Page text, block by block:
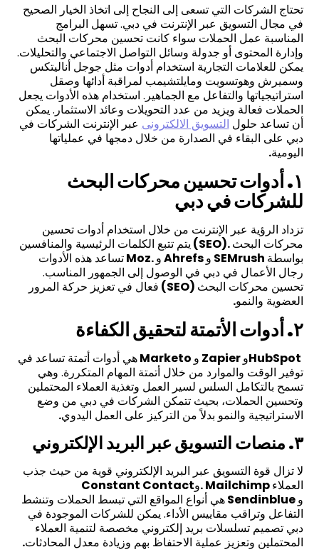
تحتاج الشركات التي تسعى إلى النجاح إلى اتخاذ الخيار الصحيح
في مجال التسويق عبر الإنترنت في دبي. تسهل البرامج
المناسبة عمل الحملات سواء كانت تحسين محركات البحث
وإدارة المحتوى أو جدولة وسائل التواصل الاجتماعي والتحليلات.
يمكن للعلامات التجارية استخدام أدوات مثل جوجل أناليتكس
وسميرش وهوتسويت ومايلتشيمب لمراقبة أدائها وصقل
استراتيجياتها والتفاعل مع الجماهير. استخدام هذه الأدوات يجعل
الحملات فعالة ويزيد من عدد التحويلات وعائد الاستثمار. يمكن
أن تساعد حلول التسويق الالكترونى عبر الإنترنت الشركات في
دبي على البقاء في الصدارة من خلال دمجها في عملياتها
اليومية.
١. أدوات تحسين محركات البحث
للشركات في دبي
تزداد الرؤية عبر الإنترنت من خلال استخدام أدوات تحسين
محركات البحث(SEO).يتم تتبع الكلمات الرئيسية والمنافسين
بواسطة SEMrush وAhrefsوMoz.تساعد هذه الأدوات
رجال الأعمال في دبي في الوصول إلى الجمهور المناسب.
تحسين محركات البحث (SEO) فعال في تعزيز حركة المرور
العضوية والنمو.
٢. أدوات الأتمتة لتحقيق الكفاءة
HubSpotوZapier و Marketoهي أدوات أتمتة تساعد في
توفير الوقت والموارد من خلال أتمتة المهام المتكررة. وهي
تسمح بالتكامل السلس لسير العمل وتغذية العملاء المحتملين
وتحسين الحملات، بحيث تتمكن الشركات في دبي من وضع
الاستراتيجية والنمو بدلاً من التركيز على العمل اليدوي.
٣. منصات التسويق عبر البريد الإلكتروني
لا تزال قوة التسويق عبر البريد الإلكتروني قوية من حيث جذب
العملاء. MailchimpوConstant Contact
وSendinblueهي أنواع المواقع التي تبسط الحملات وتنشط
التفاعل وتراقب مقاييس الأداء. يمكن للشركات الموجودة في
دبي تصميم تسلسلات بريد إلكتروني مخصصة لتنمية العملاء
المحتملين وتعزيز عملية الاحتفاظ بهم وزيادة معدل المحادثات.